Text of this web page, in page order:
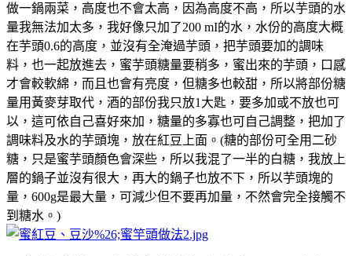
做一鍋兩菜，高度也不會太高，因為高度不高，所以芋頭的水
量我無法加太多，我好像只加了200 mI的水，水份的高度大概
在芋頭0.6的高度，並沒有全淹過芋頭，把芋頭要加的調味
料，也一起放進去，蜜芋頭糖量要稍多，蜜出來的芋頭，口感
才會較軟綿，而且也會有亮度，但糖多也較甜，所以將部份糖
量用黃麥芽取代，酒的部份我只放1大匙，要多加或不放也可
以，這可依自己喜好來加，糖量的多寡也可自己調整，把加了
調味料及水的芋頭塊，放在紅豆上面。(糖的部份可全用二砂
糖，只是蜜芋頭顏色會深些，所以我混了一半的白糖，我放上
層的鍋子並沒有很大，再大的鍋子也放不下，所以芋頭塊的
量，600g是最大量，可減少但不要再加量，不然會完全接觸不
到糖水。)